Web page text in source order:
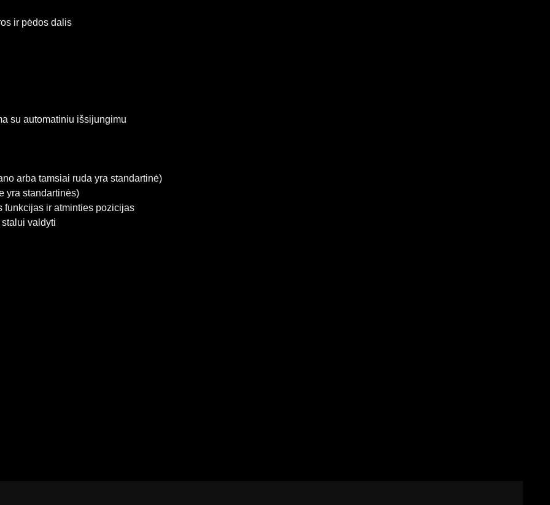
ir pėdos dalis
su automatiniu išsijungimu
arba tamsiai ruda yra standartinė)
yra standartinės)
funkcijas ir atminties pozicijas
valdyti